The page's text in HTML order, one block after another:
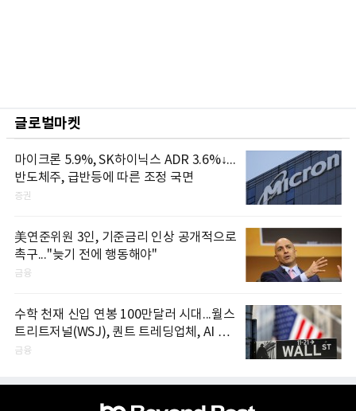
글로벌마켓
마이크론 5.9%, SK하이닉스 ADR 3.6%↓...
반도체주, 급반등에 따른 조정 국면
증권
美연준위원 3인, 기준금리 인상 공개적으로
촉구..."늦기 전에 행동해야"
금융
수학 천재 신입 연봉 100만달러 시대...월스
트리트저널(WSJ), 퀀트 트레딩업체, AI 기
업들 인재 확보 경쟁
금융